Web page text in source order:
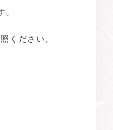
。
ください。